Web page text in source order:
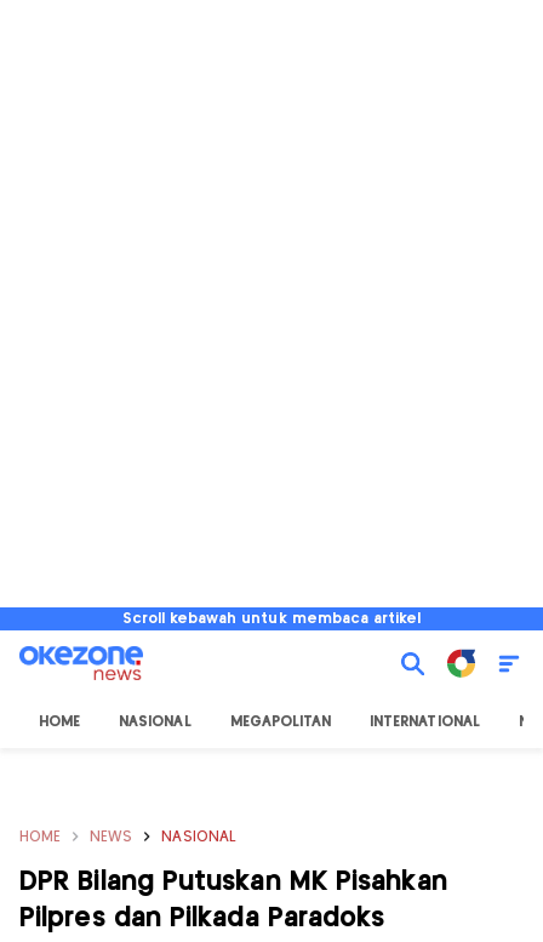
Scroll kebawah untuk membaca artikel
HOME NASIONAL MEGAPOLITAN INTERNATIONAL
HOME NEWS NASIONAL
DPR Bilang Putuskan MK Pisahkan
Pilpres dan Pilkada Paradoks